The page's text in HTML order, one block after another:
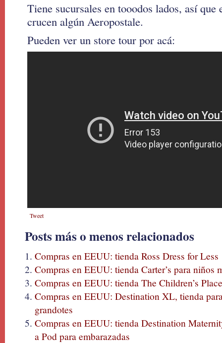
Tiene sucursales en tooodos lados, así
crucen algún Aeropostale.
Pueden ver un store tour por acá:
Tweet
Posts más o menos relacionados
Compras en EEUU: tienda Ross Dress for Less
Compras en EEUU: tienda Carter’s para niños
Compras en EEUU: tienda The Children’s
Compras en EEUU: Destination XL, tienda
grandotes
Compras en EEUU: tienda Destination
a Pod para embarazadas